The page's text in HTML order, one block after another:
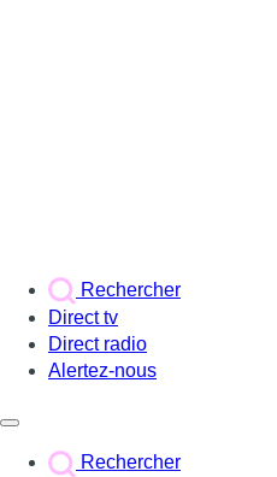
Rechercher
Direct tv
Direct radio
Alertez-nous
Rechercher